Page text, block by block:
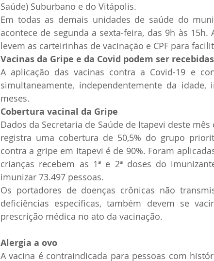
Saúde) Suburbano e do Vitápolis.
Em todas as demais unidades de saúde do
acontece de segunda a sexta-feira, das 9h às
levem as carteirinhas de vacinação e CPF para
Vacinas da Gripe e da Covid podem ser
A aplicação das vacinas contra a Covid-19 e
simultaneamente, independentemente da
meses.
Cobertura vacinal da Gripe
Dados da Secretaria de Saúde de Itapevi deste
registra uma cobertura de 50,5% do grupo
contra a gripe em Itapevi é de 90%. Foram
crianças recebem as 1ª e 2ª doses do
imunizar 73.497 pessoas.
Os portadores de doenças crônicas não
deficiências específicas, também devem se
prescrição médica no ato da vacinação.
Alergia a ovo
A vacina é contraindicada para pessoas com